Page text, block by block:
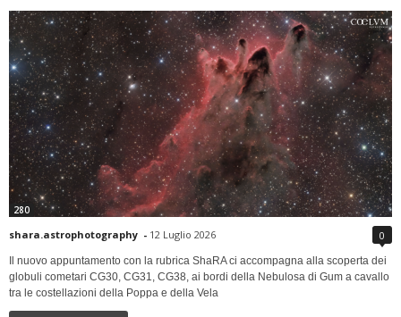
280
shara.astrophotography - 12 Luglio 2026 0
Il nuovo appuntamento con la rubrica ShaRA ci accompagna alla scoperta dei
globuli cometari CG30, CG31, CG38, ai bordi della Nebulosa di Gum a cavallo
tra le costellazioni della Poppa e della Vela